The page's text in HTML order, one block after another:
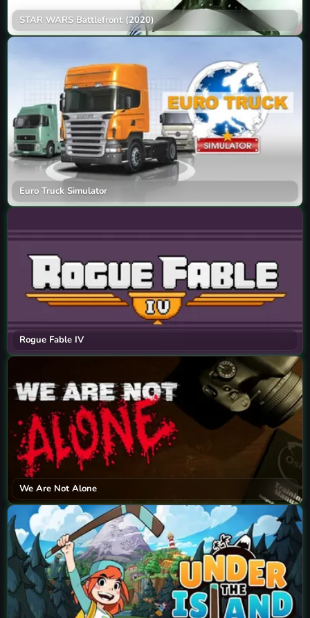
STAR WARS Battlefront (2020)
Euro Truck Simulator
Rogue Fable IV
We Are Not Alone